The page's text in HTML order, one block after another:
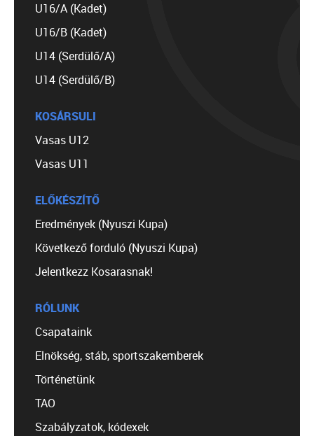
U16/A (Kadet)
U16/B (Kadet)
U14 (Serdülő/A)
U14 (Serdülő/B)
KOSÁRSULI
Vasas U12
Vasas U11
ELŐKÉSZÍTŐ
Eredmények (Nyuszi Kupa)
Következő forduló (Nyuszi Kupa)
Jelentkezz Kosarasnak!
RÓLUNK
Csapataink
Elnökség, stáb, sportszakemberek
Történetünk
TAO
Szabályzatok, kódexek